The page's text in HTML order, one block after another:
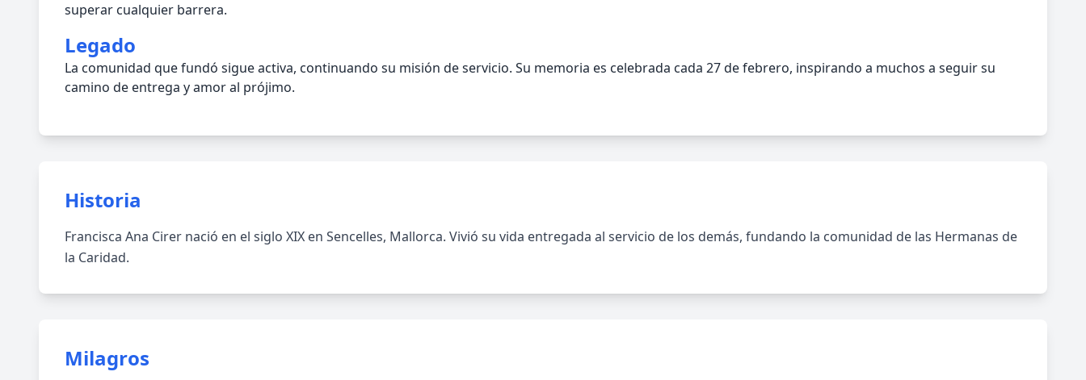
superar cualquier barrera.
Legado
La comunidad que fundó sigue activa, continuando su misión de servicio. Su memoria es celebrada cada 27 de febrero, inspirando a muchos a seguir su
camino de entrega y amor al prójimo.
Historia
Francisca Ana Cirer nació en el siglo XIX en Sencelles, Mallorca. Vivió su vida entregada al servicio de los demás, fundando la comunidad de las Hermanas de
la Caridad.
Milagros